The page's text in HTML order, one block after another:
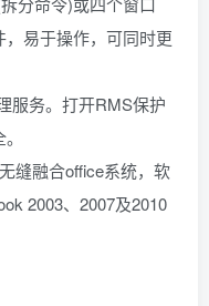
，易于操作，可同时更
服务。打开RMS保护
缝融合office系统，软
2003、2007及2010